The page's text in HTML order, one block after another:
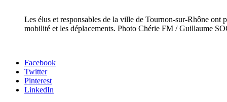
Les élus et responsables de la ville de Tournon-sur-Rhône ont
mobilité et les déplacements. Photo Chérie FM / Guillaume
Facebook
Twitter
Pinterest
LinkedIn